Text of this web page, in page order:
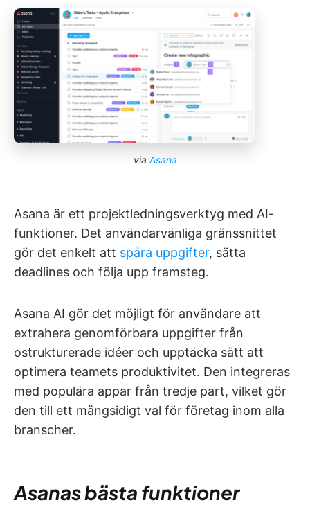
via Asana
Asana är ett projektledningsverktyg med AI-
funktioner. Det användarvänliga gränssnittet
gör det enkelt att spåra uppgifter, sätta
deadlines och följa upp framsteg.
Asana AI gör det möjligt för användare att
extrahera genomförbara uppgifter från
ostrukturerade idéer och upptäcka sätt att
optimera teamets produktivitet. Den integreras
med populära appar från tredje part, vilket gör
den till ett mångsidigt val för företag inom alla
branscher.
Asanas bästa funktioner